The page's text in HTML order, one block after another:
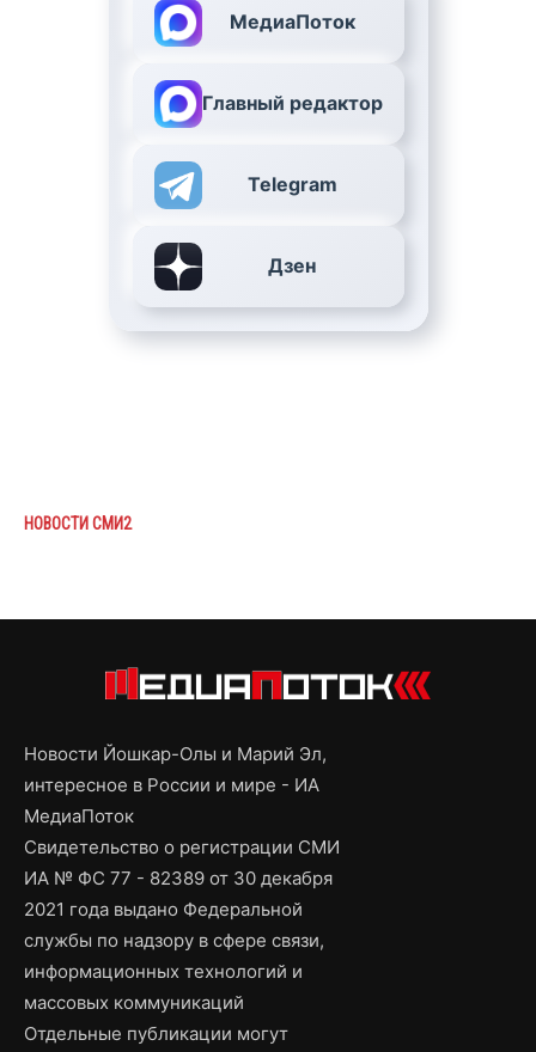
МедиаПоток
Главный редактор
Telegram
Дзен
НОВОСТИ СМИ2
Новости Йошкар-Олы и Марий Эл,
интересное в России и мире - ИА
МедиаПоток
Свидетельство о регистрации СМИ
ИА № ФС 77 - 82389 от 30 декабря
2021 года выдано Федеральной
службы по надзору в сфере связи,
информационных технологий и
массовых коммуникаций
Отдельные публикации могут